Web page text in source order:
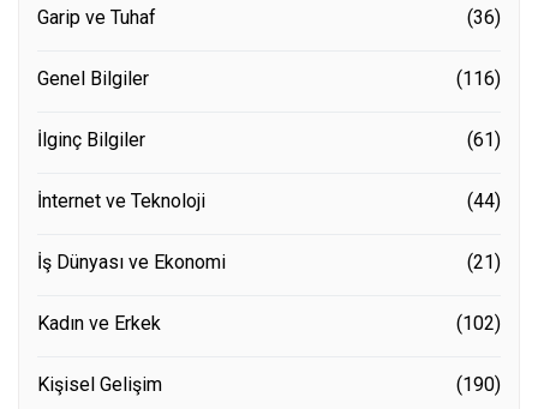
Garip ve Tuhaf (36)
Genel Bilgiler (116)
İlginç Bilgiler (61)
İnternet ve Teknoloji (44)
İş Dünyası ve Ekonomi (21)
Kadın ve Erkek (102)
Kişisel Gelişim (190)